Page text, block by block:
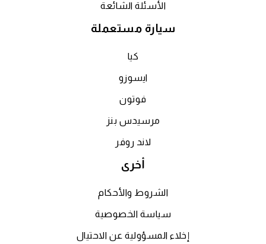
الأسئلة الشائعة
سيارة مستعملة
كيا
ايسوزو
فوتون
مرسيدس بنز
لاند روفر
أخرى
الشروط والأحكام
سياسة الخصوصية
إخلاء المسؤولية عن الاحتيال